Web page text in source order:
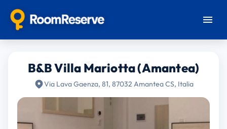
B&B Villa Mariotta (Amantea)
Via Lava Gaenza, 81, 87032 Amantea CS, Italia